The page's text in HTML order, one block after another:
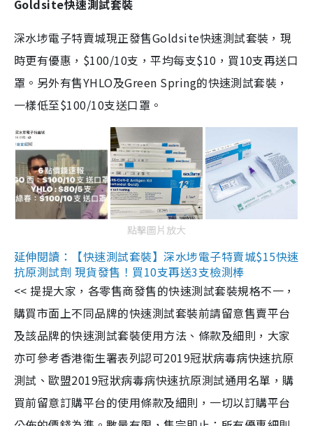
Goldsite快速測試套裝
深水埗電子特賣城現正發售Goldsite快速測試套裝，現
時更有優惠，$100/10支，平均每支$10，買10支再送口
罩。另外有售YHLO及Green Spring的快速測試套裝，
一樣低至$100/10支送口罩。
點擊圖片放大
延伸閱讀：【快速測試套裝】深水埗電子特賣城$15快速
抗原測試劑 現貨發售！買10支再送3支檢測棒
<< 提提大家，各零售商發售的快速測試套裝規格不一，
購買市面上不同品牌的快速測試套裝前請留意售賣平台
及該品牌的快速測試套裝使用方法、條款及細則，大家
亦可參考香港衞生署表列認可2019冠狀病毒病快速抗原
測試、歐盟2019冠狀病毒病快速抗原測試通用名單，購
買前留意訂購平台的使用條款及細則，一切以訂購平台